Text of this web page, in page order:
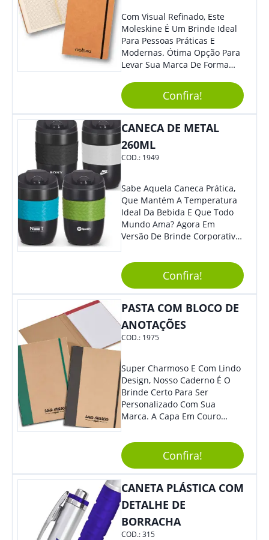
Com Visual Refinado, Este
Moleskine É Um Brinde Ideal
Para Pessoas Práticas E
Modernas. Ótima Opção Para
Levar Sua Marca De Forma
Sua Empresa Em Eventos,
Reuniões Corporativas Ou Até
Mesmo Para Presentear
Colaboradores E Parceiros De
Confira!
CANECA DE METAL
260ML
COD.: 1949
Sabe Aquela Caneca Prática,
Que Mantém A Temperatura
Ideal Da Bebida E Que Todo
Mundo Ama? Agora Em
Versão De Brinde Corporativo
Sua Marca Com Muito Estilo E
Acrescentar Ainda Mais
Praticidade À Eventos E Feiras
De Exposição.
Confira!
PASTA COM BLOCO DE
ANOTAÇÕES
COD.: 1975
Super Charmoso E Com Lindo
Design, Nosso Caderno É O
Brinde Certo Para Ser
Personalizado Com Sua
Marca. A Capa Em Couro
Elástico Permite Maior
Segurança Ao Carregá-Lo.
Ofereça A Seus Clientes E
Colaboradores, Sem Dúvidas
Eles Irão Adorar.
Confira!
CANETA PLÁSTICA COM
DETALHE DE
BORRACHA
COD.:315